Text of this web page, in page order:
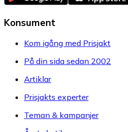
Konsument
Kom igång med Prisjakt
På din sida sedan 2002
Artiklar
Prisjakts experter
Teman & kampanjer